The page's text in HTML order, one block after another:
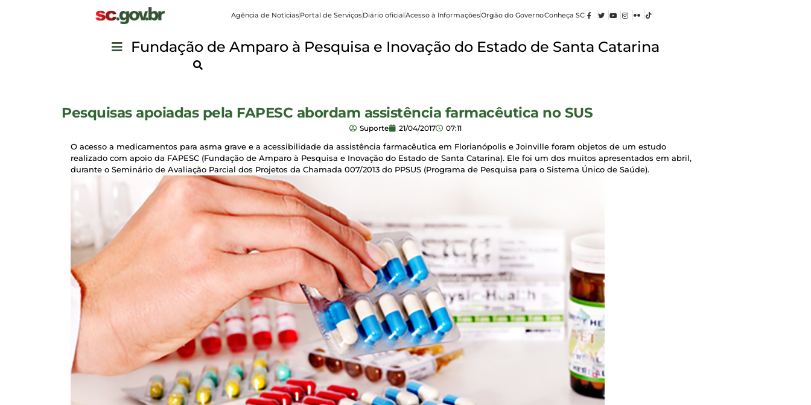
Agência de NotíciasPortal de ServiçosDiário oficialAcesso à InformaçõesOrgão do GovernoConheça SC
Fundação de Amparo à Pesquisa e Inovação do Estado de Santa Catarina
Pesquisas apoiadas pela FAPESC abordam assistência farmacêutica no SUS
Suporte 21/04/2017 07:11
O acesso a medicamentos para asma grave e a acessibilidade da assistência farmacêutica em Florianópolis e Joinville foram objetos de um estudo
realizado com apoio da FAPESC (Fundação de Amparo à Pesquisa e Inovação do Estado de Santa Catarina). Ele foi um dos muitos apresentados em abril,
durante o Seminário de Avaliação Parcial dos Projetos da Chamada 007/2013 do PPSUS (Programa de Pesquisa para o Sistema Único de Saúde).